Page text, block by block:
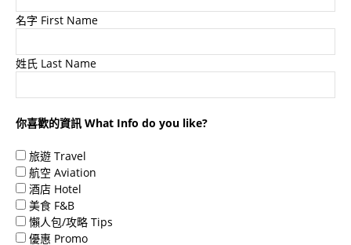
名字 First Name
姓氏 Last Name
你喜歡的資訊 What Info do you like?
旅遊 Travel
航空 Aviation
酒店 Hotel
美食 F&B
懶人包/攻略 Tips
優惠 Promo